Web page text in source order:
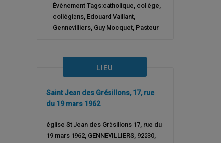
Évènement Tags:catholique, collège,
collégiens, Edouard Vaillant,
Gennevilliers, Guy Mocquet, Pasteur
LIEU
Saint Jean des Grésillons, 17, rue
du 19 mars 1962
église St Jean des Grésillons 17, rue du
19 mars 1962, GENNEVILLIERS, 92230,